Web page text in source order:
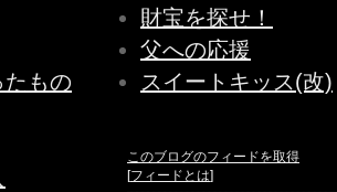
もの
財宝を探せ！
父への応援
スイートキッス(改)
このブログのフィードを取得
[フィードとは]